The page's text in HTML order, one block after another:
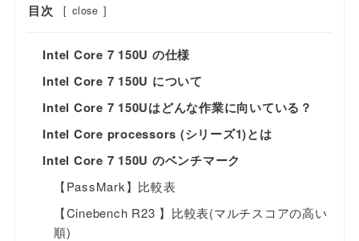
目次 [ close ]
Intel Core 7 150U の仕様
Intel Core 7 150U について
Intel Core 7 150Uはどんな作業に向いている？
Intel Core processors (シリーズ1)とは
Intel Core 7 150U のベンチマーク
【PassMark】比較表
【Cinebench R23 】比較表(マルチスコアの高い
順)